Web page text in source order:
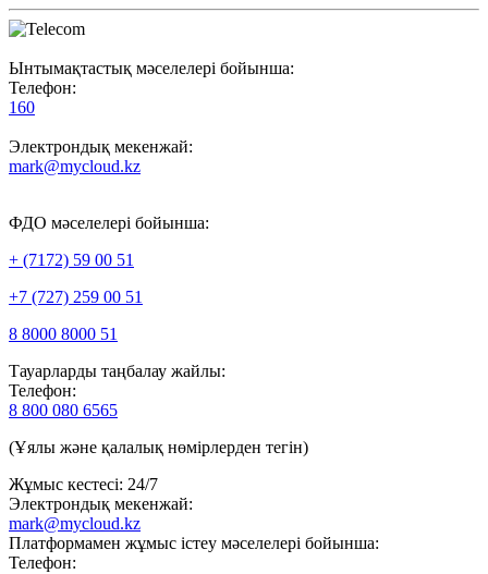
Ынтымақтастық мәселелері бойынша:
Телефон:
160
Электрондық мекенжай:
mark@mycloud.kz
ФДО мәселелері бойынша:
+ (7172) 59 00 51
+7 (727) 259 00 51
8 8000 8000 51
Тауарларды таңбалау жайлы:
Телефон:
8 800 080 6565
(Ұялы және қалалық нөмірлерден тегін)
Жұмыс кестесі: 24/7
Электрондық мекенжай:
mark@mycloud.kz
Платформамен жұмыс істеу мәселелері бойынша:
Телефон: